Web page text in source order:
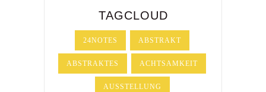
TAGCLOUD
24NOTES ABSTRAKT
ABSTRAKTES ACHTSAMKEIT
AUSSTELLUNG